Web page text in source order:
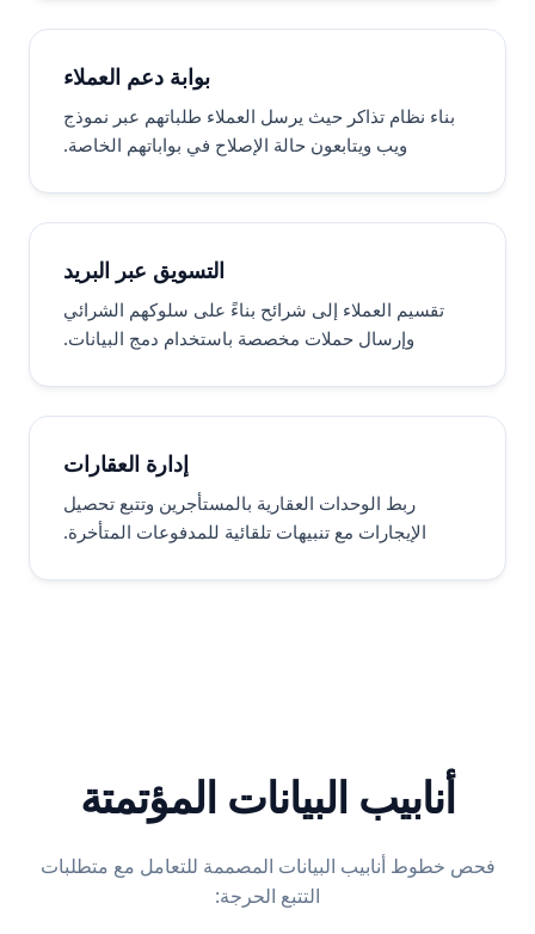
بوابة دعم العملاء
بناء نظام تذاكر حيث يرسل العملاء طلباتهم عبر نموذج
ويب ويتابعون حالة الإصلاح في بواباتهم الخاصة.
التسويق عبر البريد
تقسيم العملاء إلى شرائح بناءً على سلوكهم الشرائي
وإرسال حملات مخصصة باستخدام دمج البيانات.
إدارة العقارات
ربط الوحدات العقارية بالمستأجرين وتتبع تحصيل
الإيجارات مع تنبيهات تلقائية للمدفوعات المتأخرة.
أنابيب البيانات المؤتمتة
فحص خطوط أنابيب البيانات المصممة للتعامل مع متطلبات
التتبع الحرجة: